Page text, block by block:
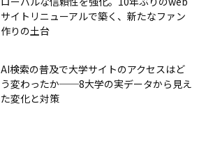
サイトリニューアルで築く、新たなファン
作りの土台
AI検索の普及で大学サイトのアクセスはど
う変わったか──8大学の実データから見え
た変化と対策